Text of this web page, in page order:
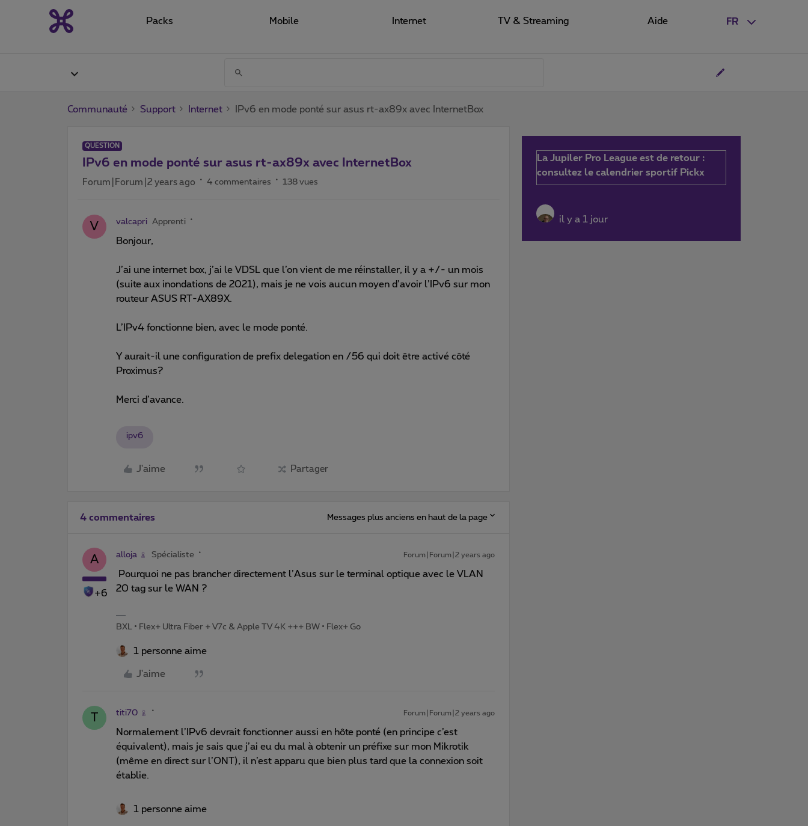
FR
Packs Mobile Internet TV & Streaming Aide
Communauté Support Internet IPv6 en mode ponté sur asus rt-ax89x avec InternetBox
QUESTION
IPv6 en mode ponté sur asus rt-ax89x avec InternetBox
Forum|Forum|2 years ago 4 commentaires 138 vues
V valcapri Apprenti
Bonjour,
J’ai une internet box, j’ai le VDSL que l’on vient de me réinstaller, il y a +/- un mois
(suite aux inondations de 2021), mais je ne vois aucun moyen d’avoir l’IPv6 sur mon
routeur ASUS RT-AX89X.
L’IPv4 fonctionne bien, avec le mode ponté.
Y aurait-il une configuration de prefix delegation en /56 qui doit être activé côté
Proximus?
Merci d’avance.
ipv6
J'aime Partager
4 commentaires Messages plus anciens en haut de la page
A
+6
alloja Spécialiste Forum|Forum|2 years ago
Pourquoi ne pas brancher directement l’Asus sur le terminal optique avec le VLAN
20 tag sur le WAN ?
BXL • Flex+ Ultra Fiber + V7c & Apple TV 4K +++ BW • Flex+ Go
1 personne aime
J'aime
T titi70 Forum|Forum|2 years ago
Normalement l’IPv6 devrait fonctionner aussi en hôte ponté (en principe c’est
équivalent), mais je sais que j’ai eu du mal à obtenir un préfixe sur mon Mikrotik
(même en direct sur l’ONT), il n’est apparu que bien plus tard que la connexion soit
établie.
1 personne aime
La Jupiler Pro League est de retour :
consultez le calendrier sportif Pickx
il y a 1 jour